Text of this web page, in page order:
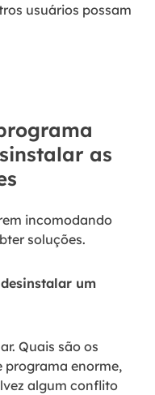
usuários possam
as
incomodando
soluções.
um
Quais são os
programa enorme,
algum conflito